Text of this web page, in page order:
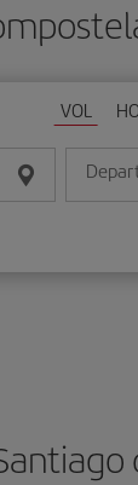
VOL